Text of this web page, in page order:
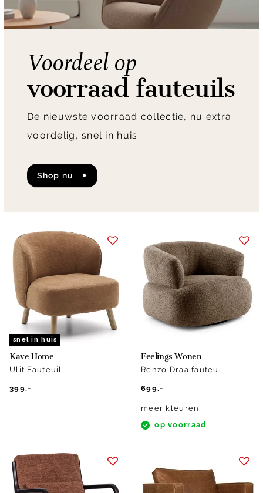
snel in huis
Kave Home
Ulit Fauteuil
399.-
Feelings Wonen
Renzo Draaifauteuil
699.-
meer kleuren
op voorraad
Voordeel op
voorraad fauteuils
De nieuwste voorraad collectie, nu extra
voordelig, snel in huis
shop nu